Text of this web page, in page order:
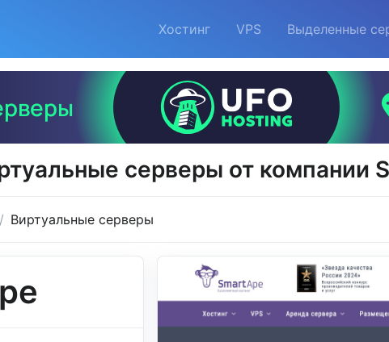
Хостинг VPS Выделенные
серверы от компании
Виртуальные серверы